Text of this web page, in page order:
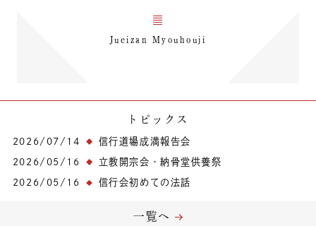
Jueizan Myouhouji
トピックス
2026/07/14 信行道場成満報告会
2026/05/16 立教開宗会・納骨堂供養祭
2026/05/16 信行会初めての法話
一覧へ